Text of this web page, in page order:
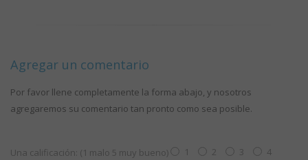
Agregar un comentario
Por favor llene completamente la forma abajo, y nosotros
agregaremos su comentario tan pronto como sea posible.
Una calificación: (1 malo 5 muy bueno) 1 2 3
4